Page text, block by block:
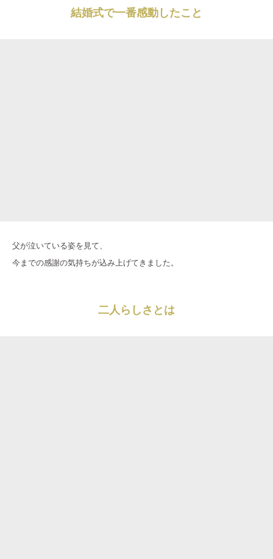
結婚式で一番感動したこと
父が泣いている姿を見て、
今までの感謝の気持ちが込み上げてきました。
二人らしさとは